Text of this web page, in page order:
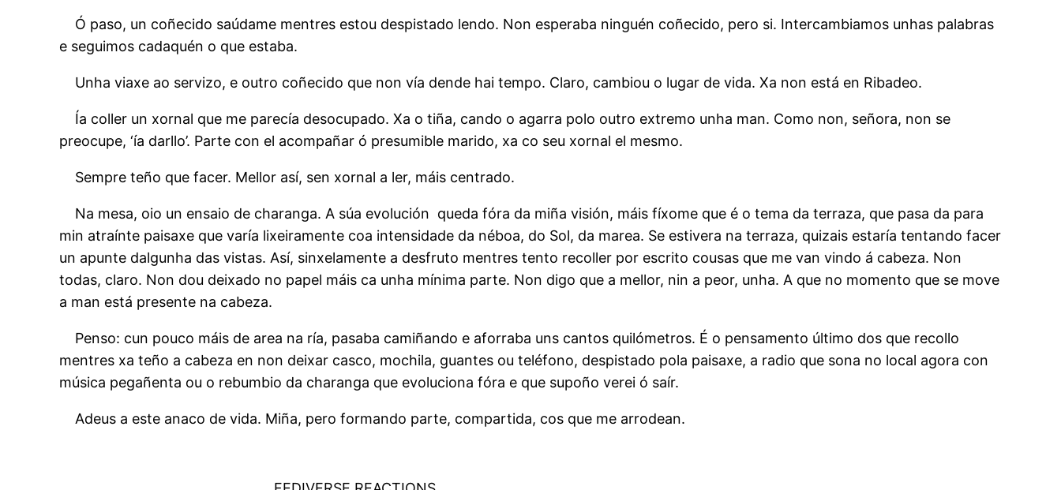
Ó paso, un coñecido saúdame mentres estou despistado lendo. Non esperaba ninguén coñecido, pero si. Intercambiamos unhas palabras
e seguimos cadaquén o que estaba.
Unha viaxe ao servizo, e outro coñecido que non vía dende hai tempo. Claro, cambiou o lugar de vida. Xa non está en Ribadeo.
Ía coller un xornal que me parecía desocupado. Xa o tiña, cando o agarra polo outro extremo unha man. Como non, señora, non se
preocupe, ‘ía darllo’. Parte con el acompañar ó presumible marido, xa co seu xornal el mesmo.
Sempre teño que facer. Mellor así, sen xornal a ler, máis centrado.
Na mesa, oio un ensaio de charanga. A súa evolución queda fóra da miña visión, máis fíxome que é o tema da terraza, que pasa da para
min atraínte paisaxe que varía lixeiramente coa intensidade da néboa, do Sol, da marea. Se estivera na terraza, quizais estaría tentando facer
un apunte dalgunha das vistas. Así, sinxelamente a desfruto mentres tento recoller por escrito cousas que me van vindo á cabeza. Non
todas, claro. Non dou deixado no papel máis ca unha mínima parte. Non digo que a mellor, nin a peor, unha. A que no momento que se move
a man está presente na cabeza.
Penso: cun pouco máis de area na ría, pasaba camiñando e aforraba uns cantos quilómetros. É o pensamento último dos que recollo
mentres xa teño a cabeza en non deixar casco, mochila, guantes ou teléfono, despistado pola paisaxe, a radio que sona no local agora con
música pegañenta ou o rebumbio da charanga que evoluciona fóra e que supoño verei ó saír.
Adeus a este anaco de vida. Miña, pero formando parte, compartida, cos que me arrodean.